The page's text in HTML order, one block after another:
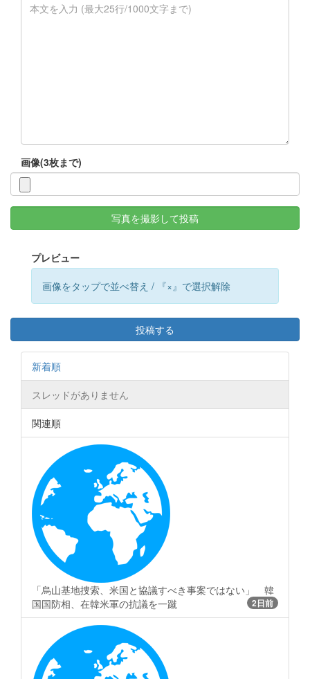
画像(3枚まで)
写真を撮影して投稿
プレビュー
画像をタップで並べ替え / 『×』で選択解除
投稿する
新着順
スレッドがありません
関連順
「烏山基地捜索、米国と協議すべき事案ではない」 韓
国国防相、在韓米軍の抗議を一蹴
2日前